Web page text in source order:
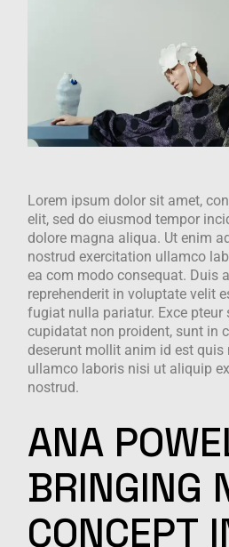
Lorem ipsum dolor sit amet,
elit, sed do eiusmod tempor
dolore magna aliqua. Ut enim
nostrud exercitation ullamco
ea com modo consequat. Duis
reprehenderit in voluptate velit
fugiat nulla pariatur. Exce pteur
cupidatat non proident, sunt in
deserunt mollit anim id est quis
ullamco laboris nisi ut aliquip
nostrud.
ANA
BRINGING
CONCEPT